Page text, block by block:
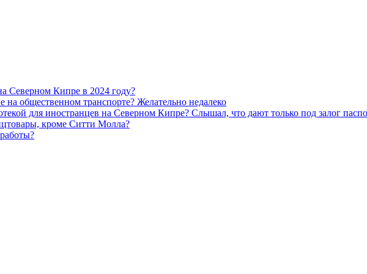
Северном Кипре в 2024 году?
на общественном транспорте? Желательно недалеко
для иностранцев на Северном Кипре? Слышал, что дают только под залог
кроме Ситти Молла?